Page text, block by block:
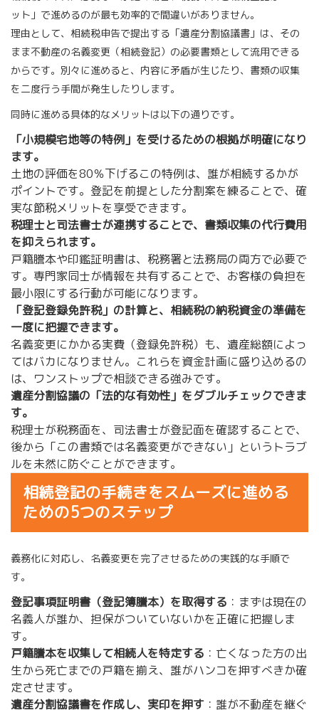
ット」で進めるのが最も効率的で間違いがありません。
理由として、相続税申告で提出する「遺産分割協議書」は、その
まま不動産の名義変更（相続登記）の必要書類として流用できる
からです。別々に進めると、内容に矛盾が生じたり、書類の収集
を二度行う手間が発生したりします。
同時に進める具体的なメリットは以下の通りです。
「小規模宅地等の特例」を受けるための根拠が明確になり
ます。
土地の評価を80％下げるこの特例は、誰が相続するかが
ポイントです。登記を前提とした分割案を練ることで、確
実な節税メリットを享受できます。
税理士と司法書士が連携することで、書類収集の代行費用
を抑えられます。
戸籍謄本や印鑑証明書は、税務署と法務局の両方で必要で
す。専門家同士が情報を共有することで、お客様の負担を
最小限にする行動が可能になります。
「登記登録免許税」の計算と、相続税の納税資金の準備を
一度に把握できます。
名義変更にかかる実費（登録免許税）も、遺産総額によっ
てはバカになりません。これらを資金計画に盛り込めるの
は、ワンストップで相談できる強みです。
遺産分割協議の「法的な有効性」をダブルチェックできま
す。
税理士が税務面を、司法書士が登記面を確認することで、
後から「この書類では名義変更ができない」というトラブ
ルを未然に防ぐことができます。
相続登記の手続きをスムーズに進める
ための5つのステップ
義務化に対応し、名義変更を完了させるための実践的な手順で
す。
登記事項証明書（登記簿謄本）を取得する ：まずは現在の
名義人が誰か、担保がついていないかを正確に把握しま
す。
戸籍謄本を収集して相続人を特定する ：亡くなった方の出
生から死亡までの戸籍を揃え、誰がハンコを押すべきか確
定させます。
遺産分割協議書を作成し、実印を押す ：誰が不動産を継ぐ